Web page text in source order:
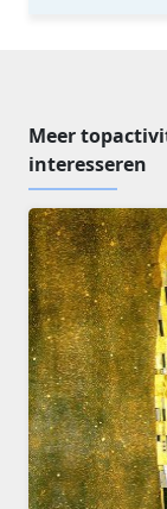
Meer
interesseren